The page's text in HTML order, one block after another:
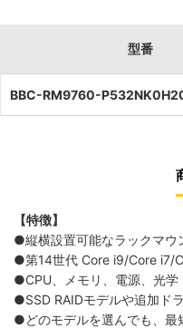
型番
BBC-RM9760-
【特徴】
●縦横設置可能なラックマウ
●第14世代 Core i9/Core i7/
●CPU、メモリ、電源、光学
●SSD RAIDモデルや追加ド
●どのモデルを選んでも、最